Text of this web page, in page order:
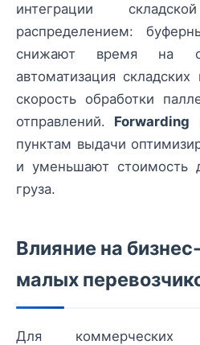
интеграции
распределением:
снижают время на
автоматизация
скорость обработки
отправлений. Forwarding
пунктам выдачи
и уменьшают стоимость
груза.
Влияние на
малых
Для коммерческих